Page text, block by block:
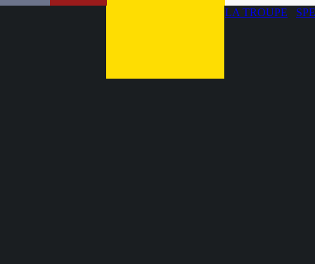
LA TROUPE